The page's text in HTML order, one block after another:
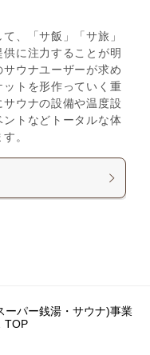
、「サ飯」「サ旅」
供に注力することが明
ウナユーザーが求め
トを形作っていく重
ウナの設備や温度設
トなどトータルな体
。
ーパー銭湯・サウナ)事業
TOP